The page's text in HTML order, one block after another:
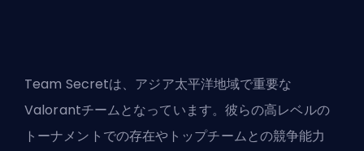
Team Secretは、アジア太平洋地域で重要な
Valorantチームとなっています。彼らの高レベルの
トーナメントでの存在やトップチームとの競争能力